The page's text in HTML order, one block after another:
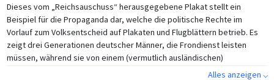
Dieses vom „Reichsauschuss“ herausgegebene Plakat stellt ein
Beispiel für die Propaganda dar, welche die politische Rechte im
Vorlauf zum Volksentscheid auf Plakaten und Flugblättern betrieb. Es
zeigt drei Generationen deutscher Männer, die Frondienst leisten
müssen, während sie von einem (vermutlich ausländischen)
Sklaventreiber angepeitscht werden. Damit greift das Plakat grafisch
Alles anzeigen ⌵